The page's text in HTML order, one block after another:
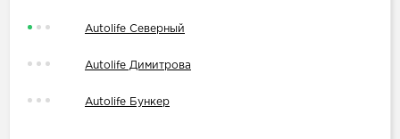
Autolife Северный
Autolife Димитрова
Autolife Бункер